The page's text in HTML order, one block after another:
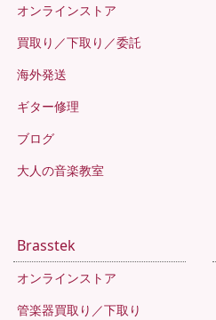
オンラインストア
買取り／下取り／委託
海外発送
ギター修理
ブログ
大人の音楽教室
Brasstek
オンラインストア
管楽器買取り／下取り